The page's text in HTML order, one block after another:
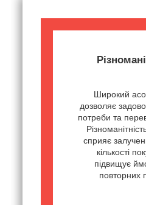
Широкий
дозволяє
потреби та
сприяє
кількості
підвищує
повторних